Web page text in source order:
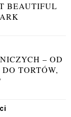
BEAUTIFUL
– OD
TORTÓW,